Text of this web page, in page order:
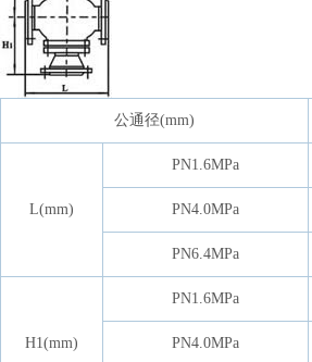
公通径(mm)
L(mm)
PN1.6MPa
PN4.0MPa
PN6.4MPa
H1(mm)
PN1.6MPa
PN4.0MPa